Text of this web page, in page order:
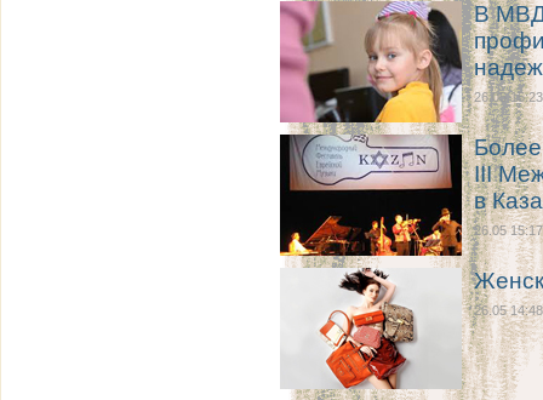
В МВД
26.05 15:23
III
в
26.05 15:17
26.05 14:48